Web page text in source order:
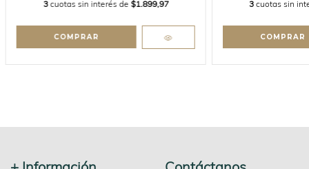
3 cuotas sin interés de $1.899,97 3 cuotas sin